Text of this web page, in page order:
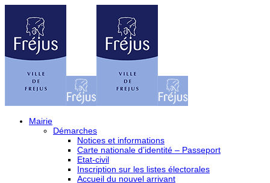
Mairie
Démarches
Notices et informations
Carte nationale d’identité – Passeport
Etat-civil
Inscription sur les listes électorales
Accueil du nouvel arrivant